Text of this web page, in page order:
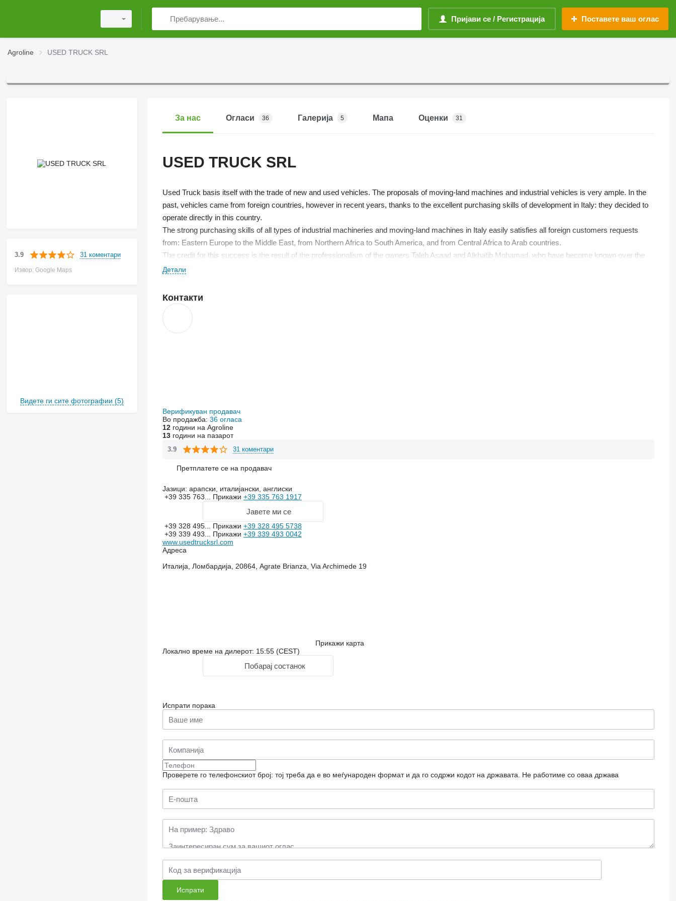
Пријави се / Регистрација Поставете ваш оглас
Agroline USED TRUCK SRL
3.9 31 коментари
Извор: Google Maps
Видете ги сите фотографии (5)
За нас Огласи 36 Галерија 5 Мапа Оценки 31
USED TRUCK SRL
Used Truck basis itself with the trade of new and used vehicles. The proposals of moving-land machines and industrial vehicles is very ample. In the
past, vehicles came from foreign countries, however in recent years, thanks to the excellent purchasing skills of development in Italy: they decided to
operate directly in this country.
The strong purchasing skills of all types of industrial machineries and moving-land machines in Italy easily satisfies all foreign customers requests
from: Eastern Europe to the Middle East, from Northern Africa to South America, and from Central Africa to Arab countries.
The credit for this success is the result of the professionalism of the owners Taleb Asaad and Alkhatib Mohamad, who have become known over the
years as a result of the sales of used vehicles and have been appreciated by all the other operators of the same sector.
Детали
Контакти
Верификуван продавач
Во продажба: 36 огласа
12години на Agroline
13години на пазарот
3.9 31 коментари
Претплатете се на продавач
Јазици: арапски, италијански, англиски
+39 335 763... Прикажи +39 335 763 1917
Јавете ми се
+39 328 495... Прикажи +39 328 495 5738
+39 339 493... Прикажи +39 339 493 0042
www.usedtrucksrl.com
Адреса
Италија, Ломбардија, 20864, Agrate Brianza, Via Archimede 19
Прикажи карта
Локално време на дилерот: 15:55 (CEST)
Побарај состанок
Испрати порака
Проверете го телефонскиот број: тој треба да е во меѓународен формат и да го содржи кодот на државата. Не работиме со оваа држава